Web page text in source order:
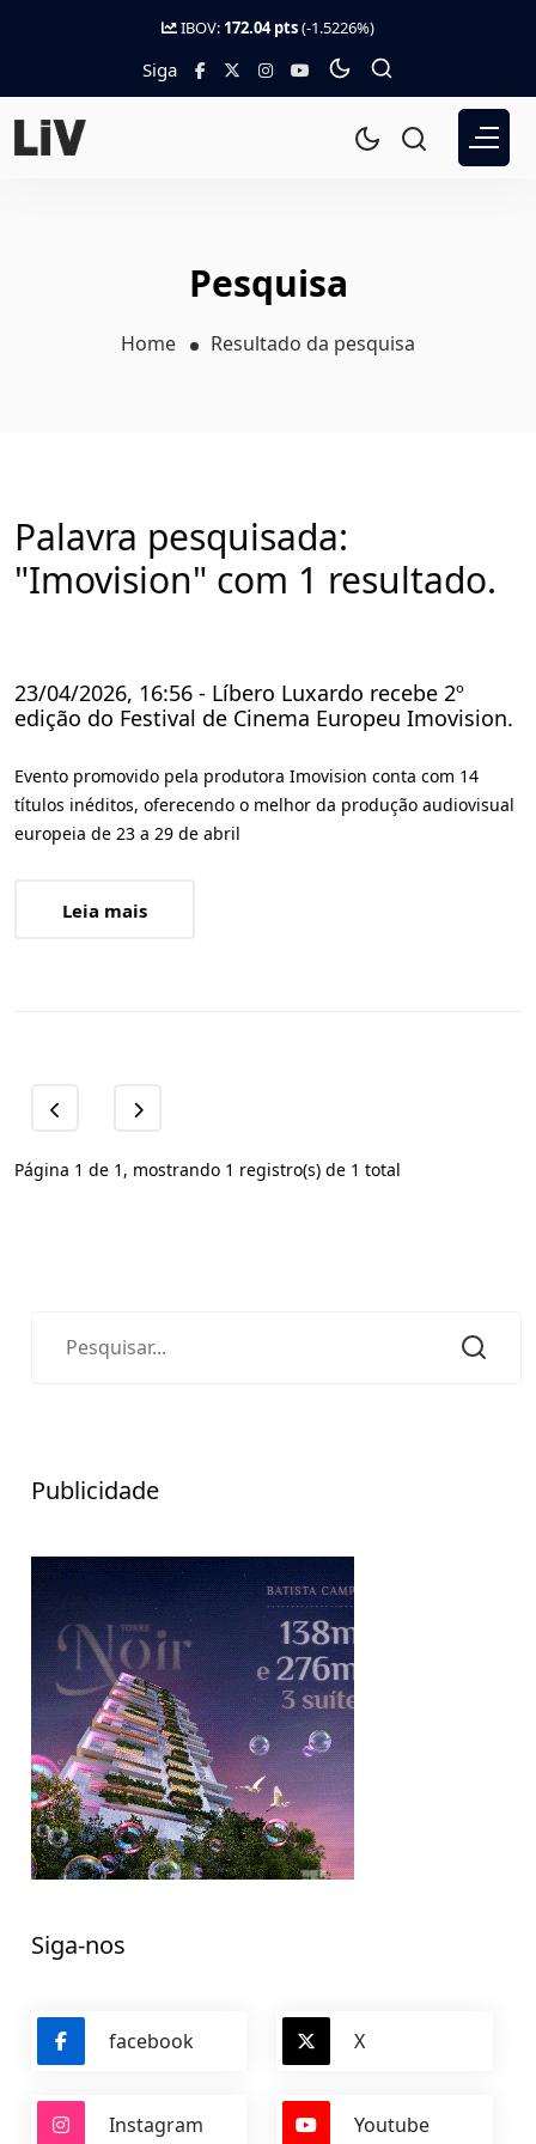
IBOV: 172.04 pts(-1.5226%)
Siga
Pesquisa
Home Resultado da pesquisa
Palavra pesquisada:
"Imovision" com 1 resultado.
23/04/2026, 16:56 - Líbero Luxardo recebe 2º
edição do Festival de Cinema Europeu Imovision.
Evento promovido pela produtora Imovision conta com 14
títulos inéditos, oferecendo o melhor da produção audiovisual
europeia de 23 a 29 de abril
Leia mais
Página 1 de 1, mostrando 1 registro(s) de 1 total
Publicidade
Siga-nos
facebook X
Instagram Youtube